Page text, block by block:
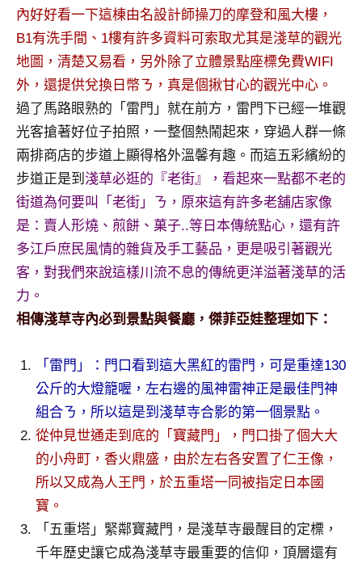
校
企
業
講
座、
落
客
及
旅
遊
誌
專
欄、
觀
合
人
象。
內好好看一下這棟由名設計師操刀的摩登和風大樓，
B1有洗手間、1樓有許多資料可索取尤其是淺草的觀光
地圖，清楚又易看，另外除了立體景點座標免費WIFI
外，還提供兌換日幣ㄋ，真是個揪甘心的觀光中心。
過了馬路眼熟的「雷門」就在前方，雷門下已經一堆觀
光客搶著好位子拍照，一整個熱鬧起來，穿過人群一條
兩排商店的步道上顯得格外溫馨有趣。而這五彩繽紛的
步道正是到 淺草必逛的『老街』，看起來一點都不老的
街道為何要叫「老街」ㄋ，原來這有許多老舖店家像
是：賣人形燒、煎餅、菓子..等日本傳統點心，還有許
多江戶庶民風情的雜貨及手工藝品，更是吸引著觀光
客，對我們來說這樣川流不息的傳統更洋溢著淺草的活
力。
相傳淺草寺內必到景點與餐廳，傑菲亞娃整理如下：
「雷門」：門口看到這大黑紅的雷門，可是重達130
公斤的大燈籠喔，左右邊的風神雷神正是最佳門神
組合ㄋ，所以這是到淺草寺合影的第一個景點。
從仲見世通走到底的「寶藏門」，門口掛了個大大
的小舟町，香火鼎盛，由於左右各安置了仁王像，
所以又成為人王門，於五重塔一同被指定日本國
寶。
「五重塔」緊鄰寶藏門，是淺草寺最醒目的定標，
千年歷史讓它成為淺草寺最重要的信仰，頂層還有